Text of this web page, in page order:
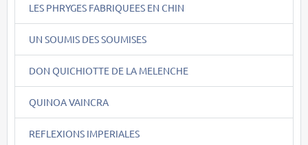
LES PHRYGES FABRIQUEES EN CHIN
UN SOUMIS DES SOUMISES
DON QUICHIOTTE DE LA MELENCHE
QUINOA VAINCRA
REFLEXIONS IMPERIALES